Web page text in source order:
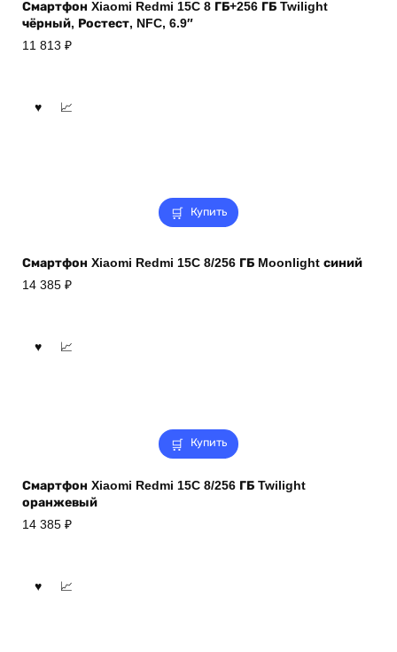
Смартфон Xiaomi Redmi 15C 8 ГБ+256 ГБ Twilight
чёрный, Ростест, NFC, 6.9″
11 813 ₽
Купить
Смартфон Xiaomi Redmi 15C 8/256 ГБ Moonlight синий
14 385 ₽
Купить
Смартфон Xiaomi Redmi 15C 8/256 ГБ Twilight
оранжевый
14 385 ₽